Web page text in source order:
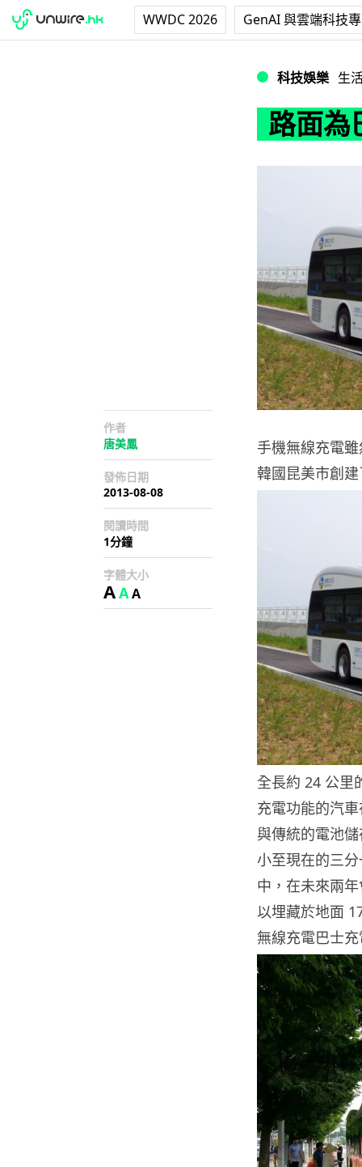
WWDC 2026 GenAI 與雲端科技
科技娛樂 生
路面為
作者
唐美鳳
發佈日期
2013-08-08
閱讀時間
1分鐘
字體大小
AAA
手機無線充電
韓國昆美市創
全長約 24 公里
充電功能的汽
與傳統的電池
小至現在的三
中，在未來兩
以埋藏於地面
無線充電巴士